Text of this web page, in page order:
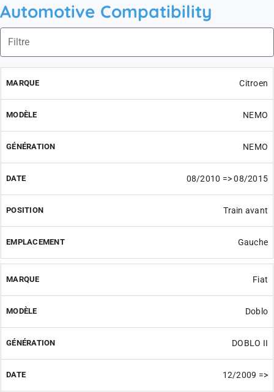
Automotive Compatibility
Citroen
NEMO
NEMO
08/2010 => 08/2015
Train avant
Gauche
Fiat
Doblo
DOBLO II
12/2009 =>